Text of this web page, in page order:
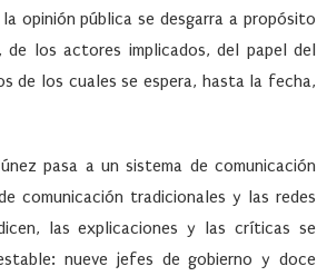
opinión pública se desgarra a propósito
los actores implicados, del papel del
de los cuales se espera, hasta la fecha,
pasa a un sistema de comunicación
comunicación tradicionales y las redes
las explicaciones y las críticas se
nueve jefes de gobierno y doce